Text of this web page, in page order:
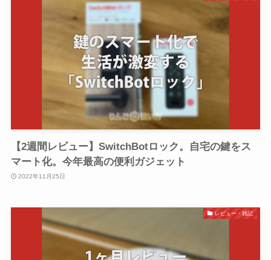
【2週間レビュー】SwitchBotロック。自宅の鍵をス
マート化。今年最高の便利ガジェット
2022年11月25日
レビュー・雑記